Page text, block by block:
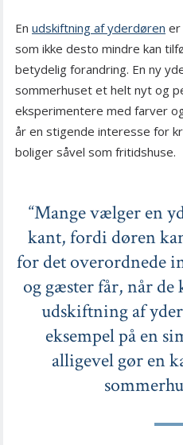
En udskiftning af yderdøren er
som ikke desto mindre kan
betydelig forandring. En ny
sommerhuset et helt nyt og
eksperimentere med farver
år en stigende interesse for
boliger såvel som fritidshuse.
“Mange vælger en
kant, fordi døren
for det overordnede
og gæster får, når de
udskiftning af
eksempel på en
alligevel gør en